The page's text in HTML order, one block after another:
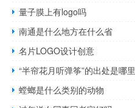
量子膜上有logo吗
南通是什么地方在什么省
名片LOGO设计创意
“半帘花月听弹筝”的出处是哪里
螳螂是什么类别的动物